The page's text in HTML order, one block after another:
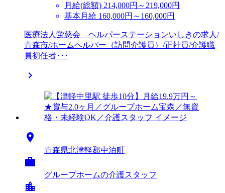
月給(総額) 214,000円～219,000円
基本月給 160,000円～160,000円
医療法人蛍慈会 ヘルパーステーションいしきの求人/
青森市/ホームヘルパー（訪問介護員）/正社員/介護職
員初任者･･･


青森県北津軽郡中泊町

グループホームの介護スタッフ
location_city